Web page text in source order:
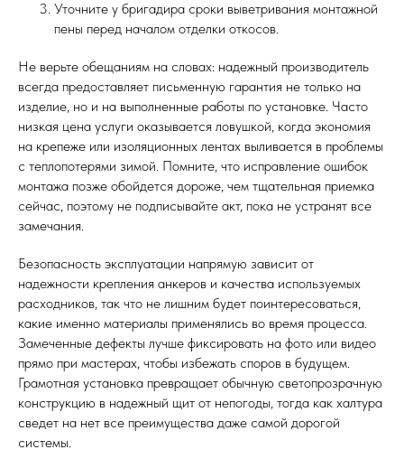
Уточните у бригадира сроки выветривания монтажной
пены перед началом отделки откосов.
Не верьте обещаниям на словах: надежный производитель
всегда предоставляет письменную гарантия не только на
изделие, но и на выполненные работы по установке. Часто
низкая цена услуги оказывается ловушкой, когда экономия
на крепеже или изоляционных лентах выливается в проблемы
с теплопотерями зимой. Помните, что исправление ошибок
монтажа позже обойдется дороже, чем тщательная приемка
сейчас, поэтому не подписывайте акт, пока не устранят все
замечания.
Безопасность эксплуатации напрямую зависит от
надежности крепления анкеров и качества используемых
расходников, так что не лишним будет поинтересоваться,
какие именно материалы применялись во время процесса.
Замеченные дефекты лучше фиксировать на фото или видео
прямо при мастерах, чтобы избежать споров в будущем.
Грамотная установка превращает обычную светопрозрачную
конструкцию в надежный щит от непогоды, тогда как халтура
сведет на нет все преимущества даже самой дорогой
системы.